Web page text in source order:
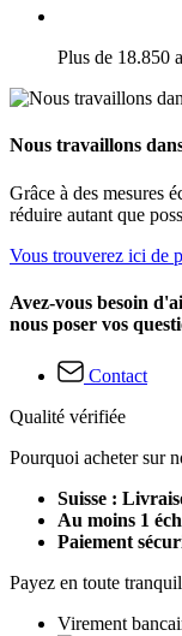
Plus de 18.850
Nous travaillons
Grâce à des mesures
réduire autant que
Vous trouverez ici de
Avez-vous besoin
nous poser vos
Contact
Qualité vérifiée
Pourquoi acheter sur
Suisse :
Au moins 1
Paiement
Payez en toute
Virement